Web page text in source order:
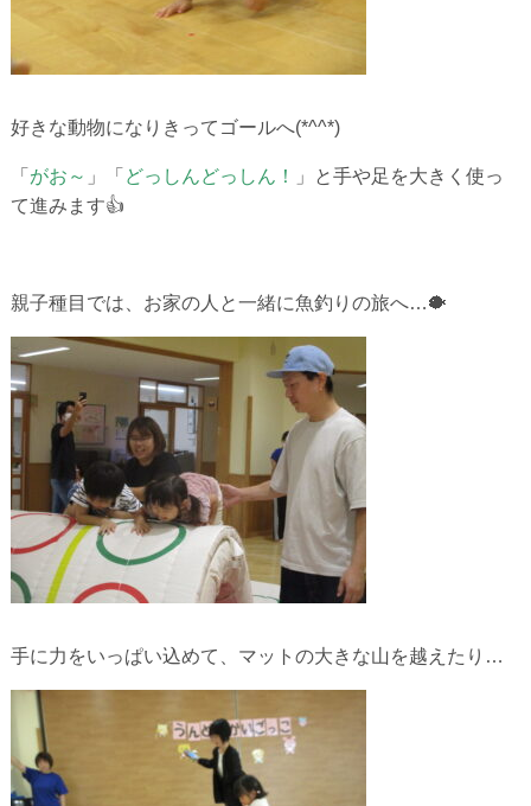
好きな動物になりきってゴールへ(*^^*)
「 がお～ 」「 どっしんどっしん！
」と手や足を大きく使っ
て進みます👍
親子種目では、お家の人と一緒に魚釣りの旅へ…🐡
手に力をいっぱい込めて、マットの大きな山を越えたり…